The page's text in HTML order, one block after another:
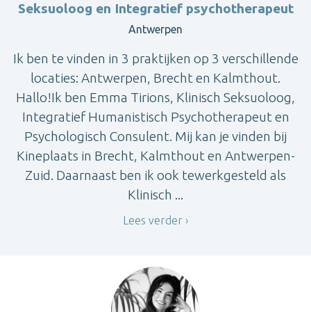
Seksuoloog en Integratief psychotherapeut
Antwerpen
Ik ben te vinden in 3 praktijken op 3 verschillende
locaties: Antwerpen, Brecht en Kalmthout.
Hallo!Ik ben Emma Tirions, Klinisch Seksuoloog,
Integratief Humanistisch Psychotherapeut en
Psychologisch Consulent. Mij kan je vinden bij
Kineplaats in Brecht, Kalmthout en Antwerpen-
Zuid. Daarnaast ben ik ook tewerkgesteld als
Klinisch ...
Lees verder